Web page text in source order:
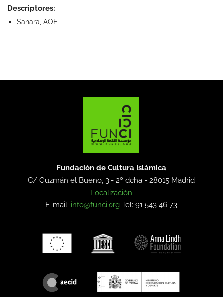
Descriptores:
Sahara, AOE
Fundación de Cultura Islámica
C/ Guzmán el Bueno, 3 - 2º dcha -28015 Madrid
Localización
E-mail: info@funci.org Tel: 91 543 46 73